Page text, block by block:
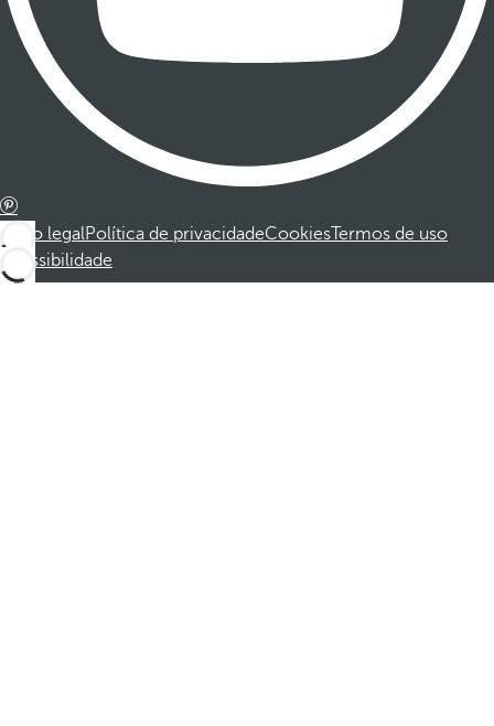
Aviso legalPolítica de privacidadeCookiesTermos de uso
Acessibilidade